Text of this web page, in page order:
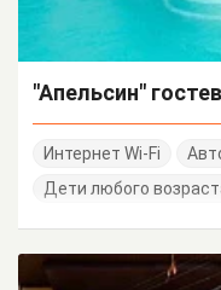
"Апельсин"
Интернет Wi-Fi
Дети любого